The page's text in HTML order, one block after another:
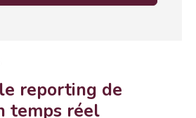
reporting de
temps réel